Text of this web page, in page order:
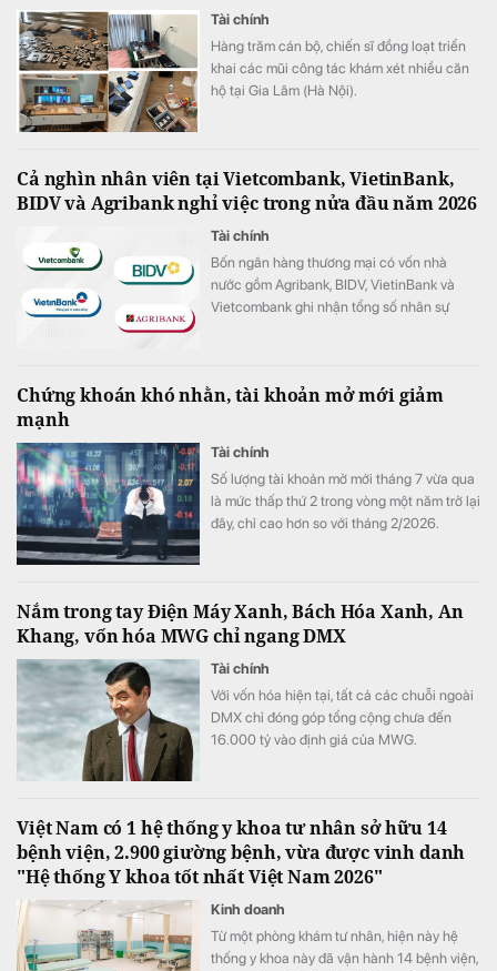
Tài chính
Hàng trăm cán bộ, chiến sĩ đồng loạt triển
khai các mũi công tác khám xét nhiều căn
hộ tại Gia Lâm (Hà Nội).
Cả nghìn nhân viên tại Vietcombank, VietinBank,
BIDV và Agribank nghỉ việc trong nửa đầu năm 2026
Tài chính
Bốn ngân hàng thương mại có vốn nhà
nước gồm Agribank, BIDV, VietinBank và
Vietcombank ghi nhận tổng số nhân sự
Chứng khoán khó nhằn, tài khoản mở mới giảm
mạnh
Tài chính
Số lượng tài khoản mở mới tháng 7 vừa qua
là mức thấp thứ 2 trong vòng một năm trở lại
đây, chỉ cao hơn so với tháng 2/2026.
Nắm trong tay Điện Máy Xanh, Bách Hóa Xanh, An
Khang, vốn hóa MWG chỉ ngang DMX
Tài chính
Với vốn hóa hiện tại, tất cả các chuỗi ngoài
DMX chỉ đóng góp tổng cộng chưa đến
16.000 tỷ vào định giá của MWG.
Việt Nam có 1 hệ thống y khoa tư nhân sở hữu 14
bệnh viện, 2.900 giường bệnh, vừa được vinh danh
"Hệ thống Y khoa tốt nhất Việt Nam 2026"
Kinh doanh
Từ một phòng khám tư nhân, hiện này hệ
thống y khoa này đã vận hành 14 bệnh viện,